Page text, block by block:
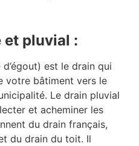
et pluvial :
est le drain qui
votre bâtiment vers le
Le drain pluvial
et acheminer les
du drain français,
du drain du toit. Il